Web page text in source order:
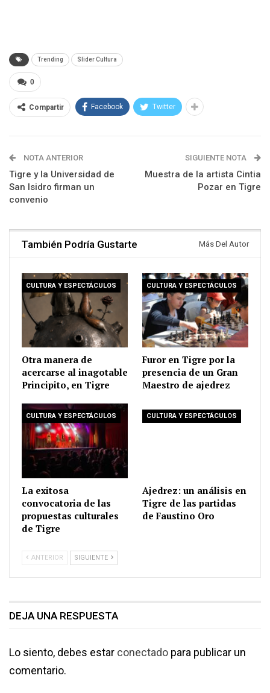
Trending Slider Cultura
0
Compartir Facebook Twitter
NOTA ANTERIOR
Tigre y la Universidad de
San Isidro firman un
convenio
SIGUIENTE NOTA
Muestra de la artista Cintia
Pozar en Tigre
También Podría Gustarte Más Del Autor
CULTURA Y ESPECTÁCULOS
Otra manera de
acercarse al inagotable
Principito, en Tigre
CULTURA Y ESPECTÁCULOS
Furor en Tigre por la
presencia de un Gran
Maestro de ajedrez
CULTURA Y ESPECTÁCULOS
La exitosa
convocatoria de las
propuestas culturales
de Tigre
CULTURA Y ESPECTÁCULOS
Ajedrez: un análisis en
Tigre de las partidas
de Faustino Oro
ANTERIOR SIGUIENTE
DEJA UNA RESPUESTA
Lo siento, debes estar conectado para publicar un
comentario.